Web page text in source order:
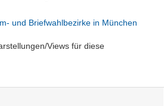
und Briefwahlbezirke in München
Views für diese